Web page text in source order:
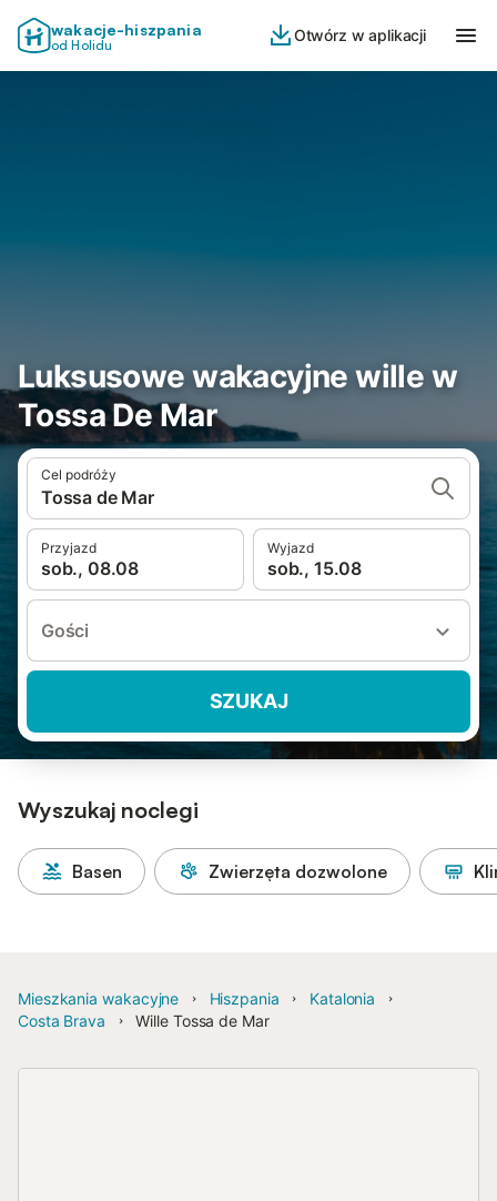
wakacje-hiszpania
od Holidu
Otwórz w aplikacji
Luksusowe wakacyjne wille w
Tossa De Mar
Cel podróży
Tossa de Mar
Przyjazd
sob., 08.08
Wyjazd
sob., 15.08
Gości
SZUKAJ
Wyszukaj noclegi
Basen Zwierzęta dozwolone
Mieszkania wakacyjne Hiszpania
Katalonia
Costa Brava
Wille Tossa de Mar